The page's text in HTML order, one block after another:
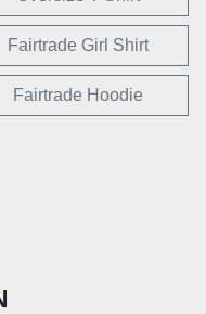
Fairtrade Girl Shirt
Fairtrade Hoodie